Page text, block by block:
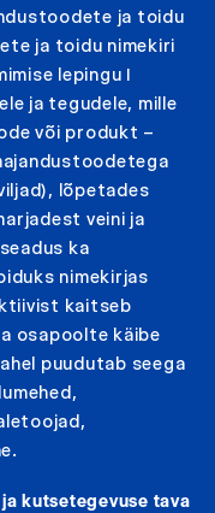
ja toidu
ja toidu nimekiri
lepingu I
ja tegudele, mille
või produkt –
lõpetades
veini ja
ka
nimekirjas
kaitseb
osapoolte käibe
puudutab seega
kutsetegevuse tava